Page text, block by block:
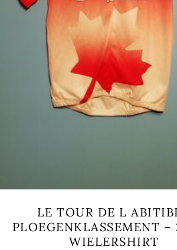
LE TOUR DE L
PLOEGENKLASSEMENT –
WIELERSHIRT